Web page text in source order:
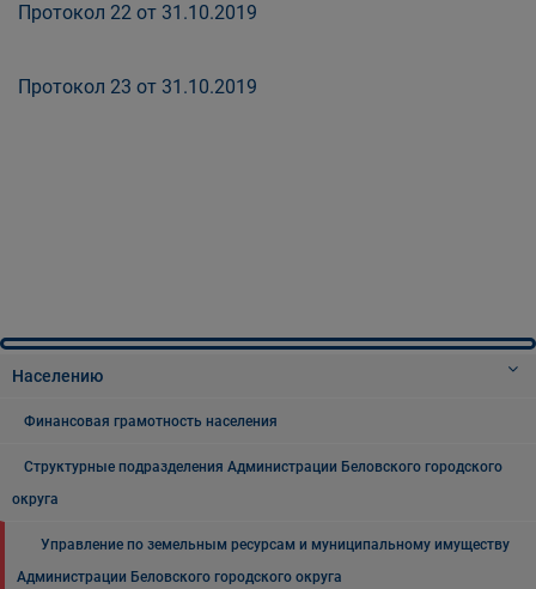
Протокол 22 от 31.10.2019
Протокол 23 от 31.10.2019
Населению
Финансовая грамотность населения
Структурные подразделения Администрации Беловского городского
округа
Управление по земельным ресурсам и муниципальному имуществу
Администрации Беловского городского округа